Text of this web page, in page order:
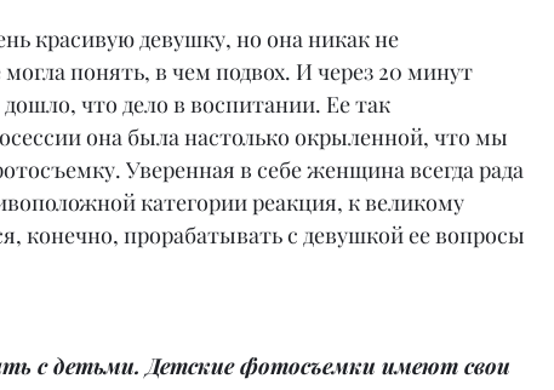
красивую девушку, но она никак не
понять, в чем подвох. И через 20 минут
что дело в воспитании. Ее так
она была настолько окрыленной, что мы
Уверенная в себе женщина всегда рада
категории реакция, к великому
конечно, прорабатывать с девушкой ее вопросы
с детьми. Детские фотосъемки имеют свои